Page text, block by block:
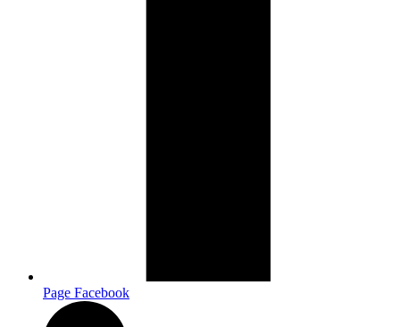
Page Facebook